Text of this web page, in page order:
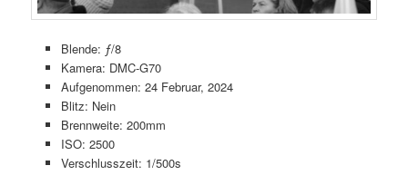
Blende: ƒ/8
Kamera: DMC-G70
Aufgenommen: 24 Februar, 2024
Blitz: Nein
Brennweite: 200mm
ISO: 2500
Verschlusszeit: 1/500s